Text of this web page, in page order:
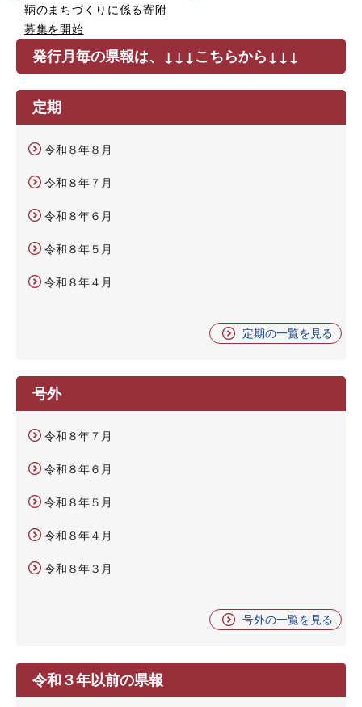
鞆のまちづくりに係る寄附
募集を開始
発行月毎の県報は、↓↓↓こちらから↓↓↓
定期
令和８年８月
令和８年７月
令和８年６月
令和８年５月
令和８年４月
定期の一覧を見る
号外
令和８年７月
令和８年６月
令和８年５月
令和８年４月
令和８年３月
号外の一覧を見る
令和３年以前の県報